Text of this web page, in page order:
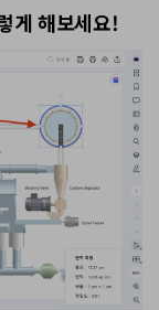
게 해보세요!